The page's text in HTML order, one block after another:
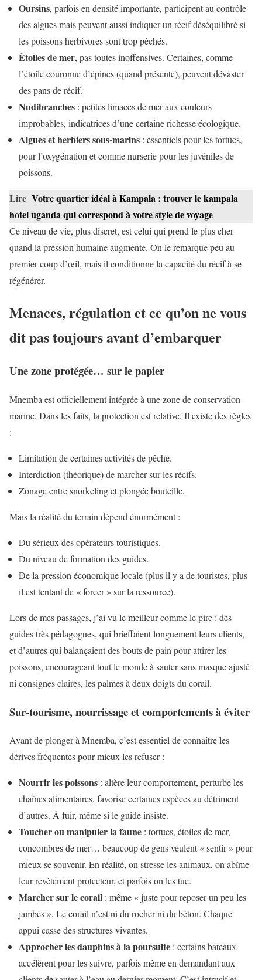
Oursins, parfois en densité importante, participent au contrôle
des algues mais peuvent aussi indiquer un récif déséquilibré si
les poissons herbivores sont trop pêchés.
Étoiles de mer, pas toutes inoffensives. Certaines, comme
l’étoile couronne d’épines (quand présente), peuvent dévaster
des pans de récif.
Nudibranches : petites limaces de mer aux couleurs
improbables, indicatrices d’une certaine richesse écologique.
Algues et herbiers sous-marins : essentiels pour les tortues,
pour l’oxygénation et comme nurserie pour les juvéniles de
poissons.
Lire Votre quartier idéal à Kampala : trouver le kampala
hotel uganda qui correspond à votre style de voyage
Ce niveau de vie, plus discret, est celui qui prend le plus cher
quand la pression humaine augmente. On le remarque peu au
premier coup d’œil, mais il conditionne la capacité du récif à se
régénérer.
Menaces, régulation et ce qu’on ne vous
dit pas toujours avant d’embarquer
Une zone protégée… sur le papier
Mnemba est officiellement intégrée à une zone de conservation
marine. Dans les faits, la protection est relative. Il existe des règles
:
Limitation de certaines activités de pêche.
Interdiction (théorique) de marcher sur les récifs.
Zonage entre snorkeling et plongée bouteille.
Mais la réalité du terrain dépend énormément :
Du sérieux des opérateurs touristiques.
Du niveau de formation des guides.
De la pression économique locale (plus il y a de touristes, plus
il est tentant de « forcer » sur la ressource).
Lors de mes passages, j’ai vu le meilleur comme le pire : des
guides très pédagogues, qui brieffaient longuement leurs clients,
et d’autres qui balançaient des bouts de pain pour attirer les
poissons, encourageant tout le monde à sauter sans masque ajusté
ni consignes claires, les palmes à deux doigts du corail.
Sur-tourisme, nourrissage et comportements à éviter
Avant de plonger à Mnemba, c’est essentiel de connaître les
dérives fréquentes pour mieux les refuser :
Nourrir les poissons : altère leur comportement, perturbe les
chaînes alimentaires, favorise certaines espèces au détriment
d’autres. À fuir, même si le guide insiste.
Toucher ou manipuler la faune : tortues, étoiles de mer,
concombres de mer… beaucoup de gens veulent « sentir » pour
mieux se souvenir. En réalité, on stresse les animaux, on abîme
leur revêtement protecteur, et parfois on les tue.
Marcher sur le corail : même « juste pour reposer un peu les
jambes ». Le corail n’est ni du rocher ni du béton. Chaque
appui casse des structures vivantes.
Approcher les dauphins à la poursuite : certains bateaux
accélèrent pour les suivre, parfois même en demandant aux